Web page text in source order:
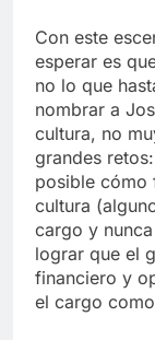
Con este
esperar es
no lo que
nombrar a
cultura, no
grandes
posible cómo
cultura
cargo y
lograr que el
financiero y
el cargo